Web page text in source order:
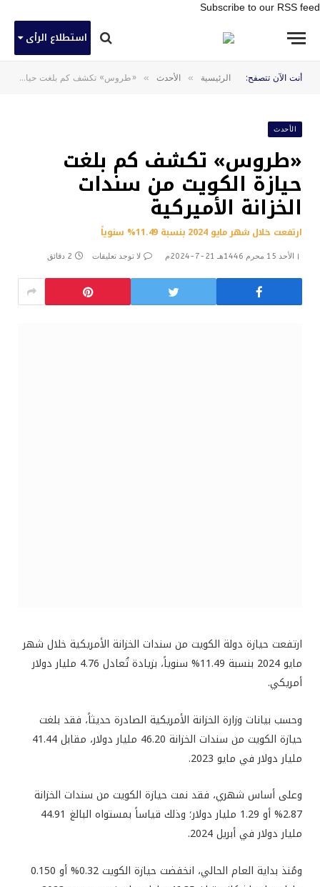
Subscribe to our RSS feed
استطلاع الرأى
أنت الآن تتصفح: الرئيسية » الأحدث » «طروس» تكشف كم بلغت حيازة الكويت من سندات الخزانة الأميركية
الأحدث
«طروس» تكشف كم بلغت
حيازة الكويت من سندات
الخزانة الأميركية
ارتفعت خلال شهر مايو 2024 بنسبة 11.49% سنوياً
الأحد 15 محرم 1446هـ 21-7-2024م لا توجد تعليقات 2 دقائق
ارتفعت حيازة دولة الكويت من سندات الخزانة الأمريكية خلال شهر
مايو 2024 بنسبة 11.49% سنوياً، بزيادة تُعادل 4.76 مليار دولار
أمريكي.
وحسب بيانات وزارة الخزانة الأمريكية الصادرة حديثاً، فقد بلغت
حيازة الكويت من سندات الخزانة 46.20 مليار دولار، مقابل 41.44
مليار دولار في مايو 2023.
وعلى أساس شهري، فقد نمت حيازة الكويت من سندات الخزانة
2.87% أو 1.29 مليار دولار؛ وذلك قياساً بمستواه البالغ 44.91
مليار دولار في أبريل 2024.
ومُنذ بداية العام الحالي، انخفضت حيازة الكويت 0.32% أو 0.150